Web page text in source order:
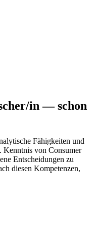
in— schon
Fähigkeiten und
Kenntnis von Consumer
Entscheidungen zu
diesen Kompetenzen,